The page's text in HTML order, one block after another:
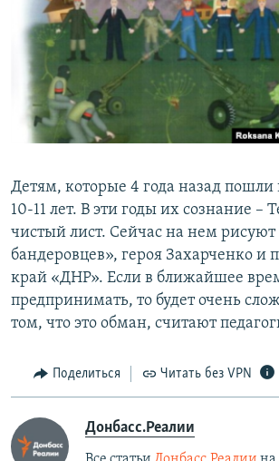
Детям, которые 4 года назад пошли
10-11 лет. В эти годы их сознание –
чистый лист. Сейчас на нем
бандеровцев», героя Захарченко
край «ДНР». Если в ближайшее
предпринимать, то будет очень
том, что это обман, считают
Поделиться Читать без VPN
Донбасс.Реалии